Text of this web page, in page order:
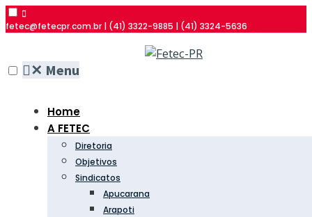
fetec@fetecpr.com.br | (41) 3322-9885 | (41) 3324-5636
✕ Menu
Home
A FETEC
Diretoria
Objetivos
Sindicatos
Apucarana
Arapoti